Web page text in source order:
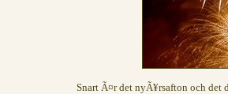
Snart Ã¤r det nyÃ¥rsafton och det